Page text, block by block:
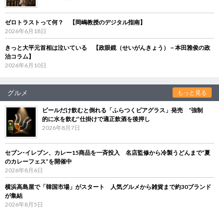
ゼロトラストって何？ 【岡嶋教授のデジタル指南】
2026年6月18日
きっと大平元首相は泣いている 【政眼鏡（せいがんきょう）－本田雅俊の政
治コラム】
2026年6月10日
グルメ もっと見る
ビールだけ飲むと倒れる「ふらつくビアグラス」発売 “強制
的に水を飲む”仕掛けで適正飲酒を後押し
2026年8月7日
セブン‐イレブン、カレー15商品を一斉投入 名店監修から冷製うどんまで“夏
のカレーフェス”を開催中
2026年8月6日
横浜高島屋で「韓国市場」がスタート 人気グルメから雑貨まで約30ブランド
が集結
2026年8月5日